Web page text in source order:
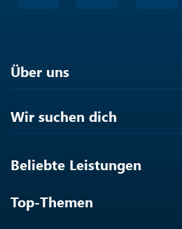
Über uns
Wir suchen dich
Beliebte Leistungen
Top-Themen